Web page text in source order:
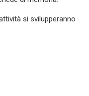
si svilupperanno